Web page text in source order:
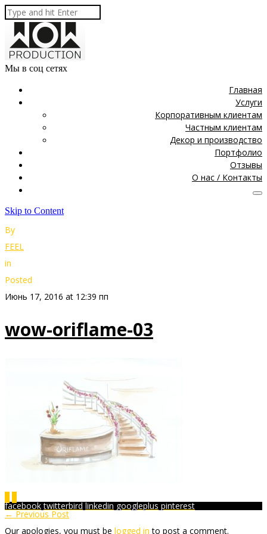
Мы в соц сетях
Главная
Услуги
Корпоративным клиентам
Частным клиентам
Декор и производство
Портфолио
Отзывы
О нас / Контакты
Skip to Content
By
FEEL
in
Posted
Июнь 17, 2016 at 12:39 пп
wow-oriflame-03
facebook twitterbird linkedin googleplus pinterest
← Previous Post
Our apologies, you must be logged in to post a comment.